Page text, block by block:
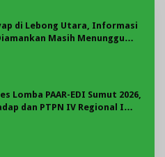
di Lebong Utara, Informasi
Masih Menunggu
Lomba PAAR-EDI Sumut 2026,
dan PTPN IV Regional I